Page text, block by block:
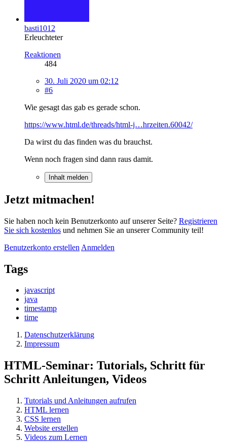
basti1012
Erleuchteter
Reaktionen
484
30. Juli 2020 um 02:12
#6
Wie gesagt das gab es gerade schon.
https://www.html.de/threads/html-j…hrzeiten.60042/
Da wirst du das finden was du brauchst.
Wenn noch fragen sind dann raus damit.
Inhalt melden
Jetzt mitmachen!
Sie haben noch kein Benutzerkonto auf unserer Seite? Registrieren
Sie sich kostenlos und nehmen Sie an unserer Community teil!
Benutzerkonto erstellen Anmelden
Tags
javascript
java
timestamp
time
Datenschutzerklärung
Impressum
HTML-Seminar: Tutorials, Schritt für
Schritt Anleitungen, Videos
Tutorials und Anleitungen aufrufen
HTML lernen
CSS lernen
Website erstellen
Videos zum Lernen